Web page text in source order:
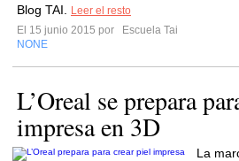
Blog TAI.
Leer el resto
El 15 junio 2015 por
Escuela Tai
NONE
L’Oreal se prepara
impresa en 3D
La